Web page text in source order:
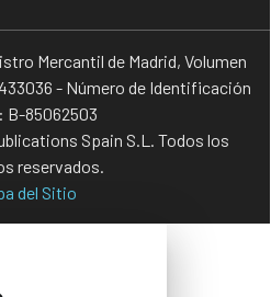
Mercantil de Madrid, Volumen
- Número de Identificación
B-85062503
Spain S.L. Todos los
reservados.
del Sitio